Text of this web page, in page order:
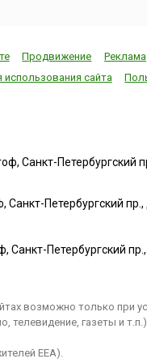
Продвижение Реклама
использования сайта
Санкт-Петербургский
Петербургский
,Санкт-Петербургский
возможно только при
газеты и
EEA).